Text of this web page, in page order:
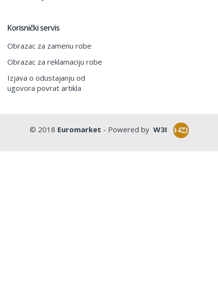
Korisnički servis
Obrazac za zamenu robe
Obrazac za reklamaciju robe
Izjava o odustajanju od
ugovora povrat artikla
© 2018 Euromarket - Powered by W3I